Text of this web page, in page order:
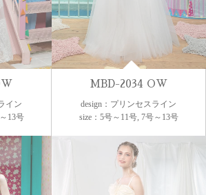
イン
13号
MBD-2034 OW
design：プリンセスライン
size：5号～11号, 7号～13号